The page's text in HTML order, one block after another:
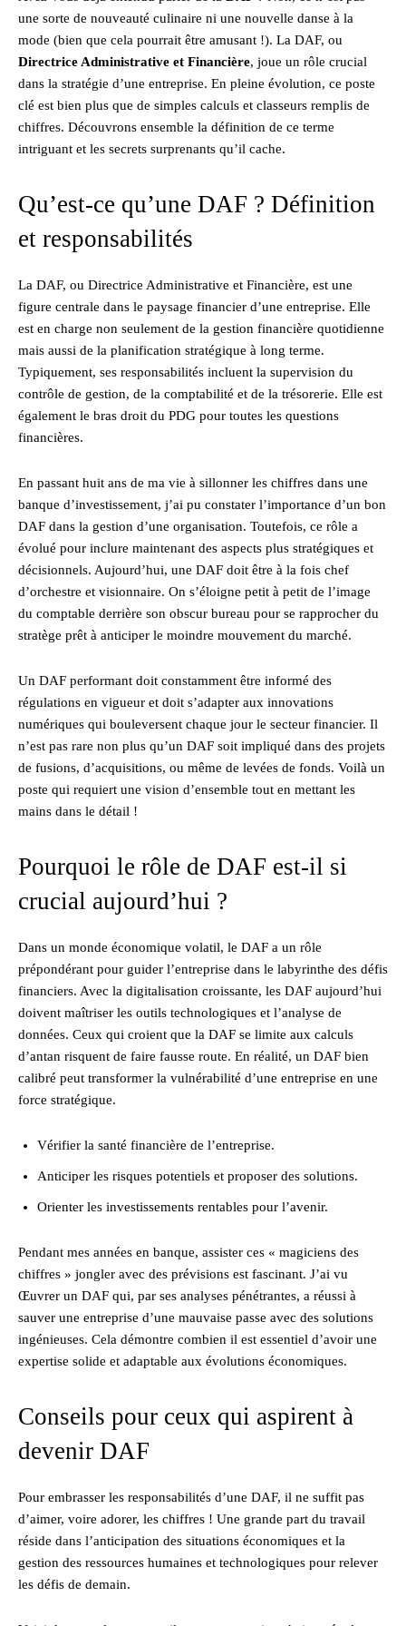
une sorte de nouveauté culinaire ni une nouvelle danse à la
mode (bien que cela pourrait être amusant !). La DAF, ou
Directrice Administrative et Financière, joue un rôle crucial
dans la stratégie d’une entreprise. En pleine évolution, ce poste
clé est bien plus que de simples calculs et classeurs remplis de
chiffres. Découvrons ensemble la définition de ce terme
intriguant et les secrets surprenants qu’il cache.
Qu’est-ce qu’une DAF ? Définition
et responsabilités
La DAF, ou Directrice Administrative et Financière, est une
figure centrale dans le paysage financier d’une entreprise. Elle
est en charge non seulement de la gestion financière quotidienne
mais aussi de la planification stratégique à long terme.
Typiquement, ses responsabilités incluent la supervision du
contrôle de gestion, de la comptabilité et de la trésorerie. Elle est
également le bras droit du PDG pour toutes les questions
financières.
En passant huit ans de ma vie à sillonner les chiffres dans une
banque d’investissement, j’ai pu constater l’importance d’un bon
DAF dans la gestion d’une organisation. Toutefois, ce rôle a
évolué pour inclure maintenant des aspects plus stratégiques et
décisionnels. Aujourd’hui, une DAF doit être à la fois chef
d’orchestre et visionnaire. On s’éloigne petit à petit de l’image
du comptable derrière son obscur bureau pour se rapprocher du
stratège prêt à anticiper le moindre mouvement du marché.
Un DAF performant doit constamment être informé des
régulations en vigueur et doit s’adapter aux innovations
numériques qui bouleversent chaque jour le secteur financier. Il
n’est pas rare non plus qu’un DAF soit impliqué dans des projets
de fusions, d’acquisitions, ou même de levées de fonds. Voilà un
poste qui requiert une vision d’ensemble tout en mettant les
mains dans le détail !
Pourquoi le rôle de DAF est-il si
crucial aujourd’hui ?
Dans un monde économique volatil, le DAF a un rôle
prépondérant pour guider l’entreprise dans le labyrinthe des défis
financiers. Avec la digitalisation croissante, les DAF aujourd’hui
doivent maîtriser les outils technologiques et l’analyse de
données. Ceux qui croient que la DAF se limite aux calculs
d’antan risquent de faire fausse route. En réalité, un DAF bien
calibré peut transformer la vulnérabilité d’une entreprise en une
force stratégique.
Vérifier la santé financière de l’entreprise.
Anticiper les risques potentiels et proposer des solutions.
Orienter les investissements rentables pour l’avenir.
Pendant mes années en banque, assister ces « magiciens des
chiffres » jongler avec des prévisions est fascinant. J’ai vu
Œuvrer un DAF qui, par ses analyses pénétrantes, a réussi à
sauver une entreprise d’une mauvaise passe avec des solutions
ingénieuses. Cela démontre combien il est essentiel d’avoir une
expertise solide et adaptable aux évolutions économiques.
Conseils pour ceux qui aspirent à
devenir DAF
Pour embrasser les responsabilités d’une DAF, il ne suffit pas
d’aimer, voire adorer, les chiffres ! Une grande part du travail
réside dans l’anticipation des situations économiques et la
gestion des ressources humaines et technologiques pour relever
les défis de demain.